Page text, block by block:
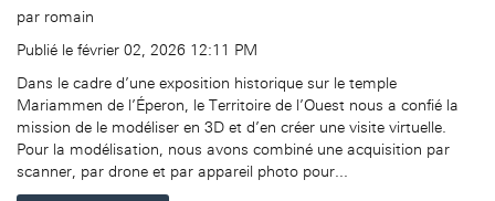
par romain
Publié le février 02, 2026 12:11 PM
Dans le cadre d’une exposition historique sur le temple
Mariammen de l’Éperon, le Territoire de l’Ouest nous a confié la
mission de le modéliser en 3D et d’en créer une visite virtuelle.
Pour la modélisation, nous avons combiné une acquisition par
scanner, par drone et par appareil photo pour...